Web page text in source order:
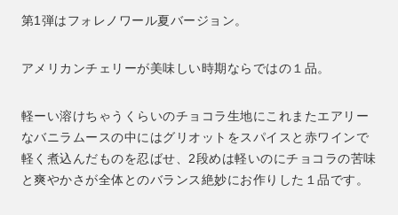
第1弾はフォレノワール夏バージョン。
アメリカンチェリーが美味しい時期ならではの１品。
軽ーい溶けちゃうくらいのチョコラ生地にこれまたエアリー
なバニラムースの中にはグリオットをスパイスと赤ワインで
軽く煮込んだものを忍ばせ、2段めは軽いのにチョコラの苦味
と爽やかさが全体とのバランス絶妙にお作りした１品です。